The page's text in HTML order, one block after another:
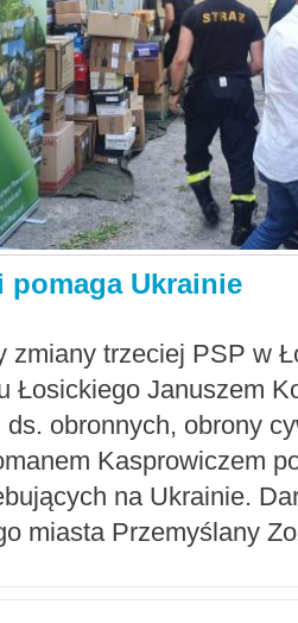
pomaga Ukrainie
zmiany trzeciej PSP w
Łosickiego Januszem
obronnych, obrony
Kasprowiczem
na Ukrainie.
miasta Przemyślany